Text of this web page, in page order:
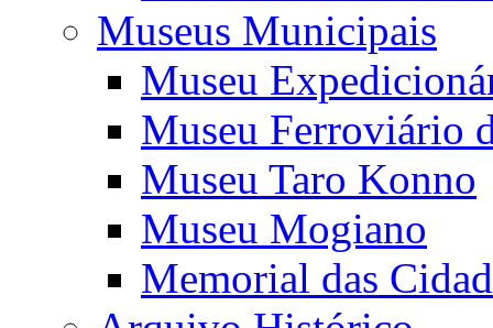
Museus Municipais
Museu
Museu Ferroviário
Museu Taro Konno
Museu Mogiano
Memorial das